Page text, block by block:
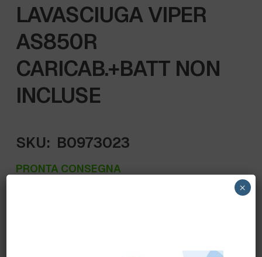
LAVASCIUGA VIPER
AS850R
CARICAB.+BATT NON
INCLUSE
SKU: B0973023
PRONTA CONSEGNA
×